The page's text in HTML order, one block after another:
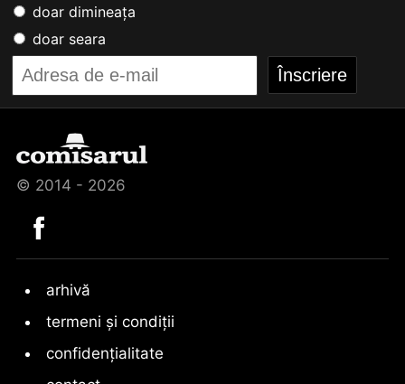
doar dimineața
doar seara
© 2014 - 2026
arhivă
termeni și condiții
confidențialitate